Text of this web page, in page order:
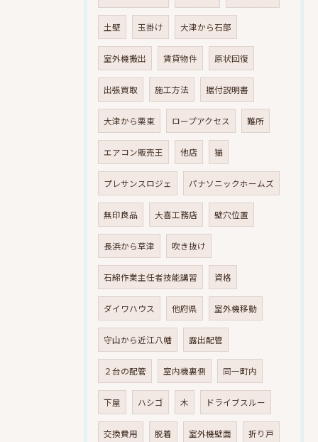
土壁 玉掛け 大津から石部
室外機搬出 賃貸物件 原状回復
出張買取 施工方法 据付説明書
大津から栗東 ロープアクセス 難所
エアコン販売王 他店 猫
プレサンスロジェ パナソニックホームズ
無印良品 大喜工務店 壁穴位置
長浜から草津 吹き抜け
石綿作業主任者技能講習 資格
ダイワハウス 他府県 室外機移動
守山から近江八幡 露出配管
２台の配管 室内機裏側 同一町内
下屋 ハシゴ 木 ドライブスルー
交換費用 脱着 室外機壁面 折り戸